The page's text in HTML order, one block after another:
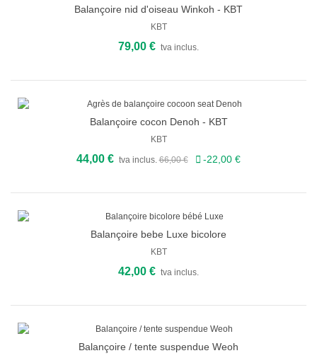
Balançoire nid d'oiseau Winkoh - KBT
KBT
79,00 € tva inclus.
Balançoire cocon Denoh - KBT
KBT
44,00 € tva inclus. 66,00 € -22,00 €
Balançoire bebe Luxe bicolore
KBT
42,00 € tva inclus.
Balançoire / tente suspendue Weoh